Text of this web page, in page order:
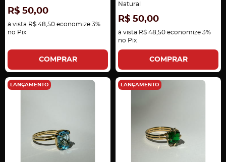
R$ 50,00
à vista R$ 48,50 economize 3%
no Pix
COMPRAR
Natural
R$ 50,00
à vista R$ 48,50 economize 3%
no Pix
COMPRAR
LANÇAMENTO LANÇAMENTO